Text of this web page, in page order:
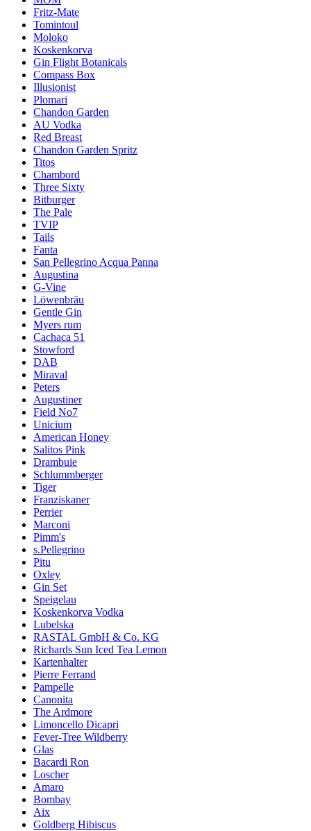
Fritz-Mate
Tomintoul
Moloko
Koskenkorva
Gin Flight Botanicals
Compass Box
Illusionist
Plomari
Chandon Garden
AU Vodka
Red Breast
Chandon Garden Spritz
Titos
Chambord
Three Sixty
Bitburger
The Pale
TVIP
Tails
Fanta
San Pellegrino Acqua Panna
Augustina
G-Vine
Löwenbräu
Gentle Gin
Myers rum
Cachaca 51
Stowford
DAB
Miraval
Peters
Augustiner
Field No7
Unicium
American Honey
Salitos Pink
Drambuie
Schlummberger
Tiger
Franziskaner
Perrier
Marconi
Pimm's
s.Pellegrino
Pitu
Oxley
Gin Set
Speigelau
Koskenkorva Vodka
Lubelska
RASTAL GmbH & Co. KG
Richards Sun Iced Tea Lemon
Kartenhalter
Pierre Ferrand
Pampelle
Canonita
The Ardmore
Limoncello Dicapri
Fever-Tree Wildberry
Glas
Bacardi Ron
Loscher
Amaro
Bombay
Aix
Goldberg Hibiscus